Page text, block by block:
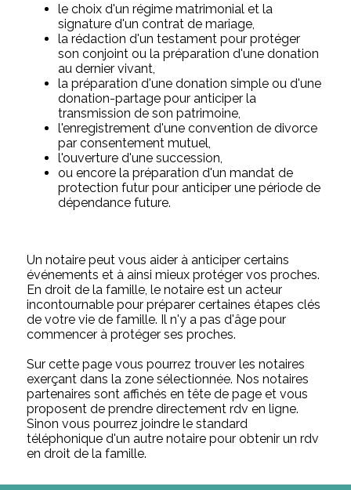
le choix d'un régime matrimonial et la
signature d'un contrat de mariage,
la rédaction d'un testament pour protéger
son conjoint ou la préparation d'une donation
au dernier vivant,
la préparation d'une donation simple ou d'une
donation-partage pour anticiper la
transmission de son patrimoine,
l'enregistrement d'une convention de divorce
par consentement mutuel,
l'ouverture d'une succession,
ou encore la préparation d'un mandat de
protection futur pour anticiper une période de
dépendance future.
Un notaire peut vous aider à anticiper certains
événements et à ainsi mieux protéger vos proches.
En droit de la famille, le notaire est un acteur
incontournable pour préparer certaines étapes clés
de votre vie de famille. Il n'y a pas d'âge pour
commencer à protéger ses proches.
Sur cette page vous pourrez trouver les notaires
exerçant dans la zone sélectionnée. Nos notaires
partenaires sont affichés en tête de page et vous
proposent de prendre directement rdv en ligne.
Sinon vous pourrez joindre le standard
téléphonique d'un autre notaire pour obtenir un rdv
en droit de la famille.